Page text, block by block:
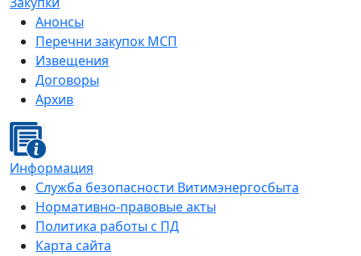
Анонсы
Перечни закупок МСП
Извещения
Договоры
Архив
Информация
Служба безопасности Витимэнергосбыта
Нормативно-правовые акты
Политика работы с ПД
Карта сайта